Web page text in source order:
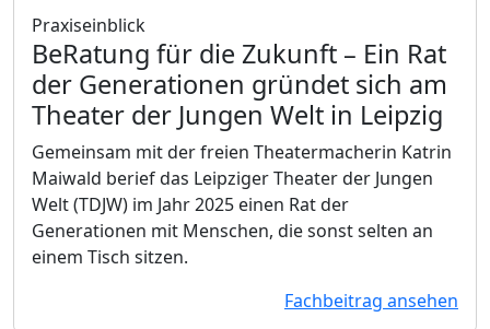
Praxiseinblick
BeRatung für die Zukunft – Ein Rat
der Generationen gründet sich am
Theater der Jungen Welt in Leipzig
Gemeinsam mit der freien Theatermacherin Katrin
Maiwald berief das Leipziger Theater der Jungen
Welt (TDJW) im Jahr 2025 einen Rat der
Generationen mit Menschen, die sonst selten an
einem Tisch sitzen.
Fachbeitrag ansehen